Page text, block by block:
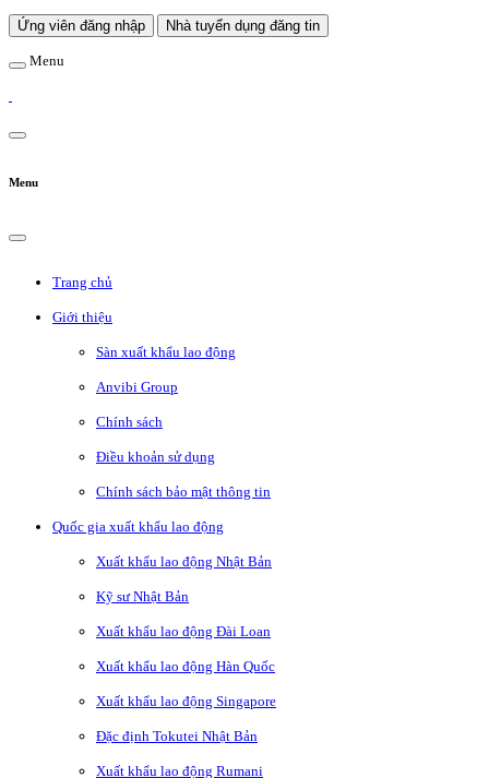
Ứng viên đăng nhập Nhà tuyển dụng đăng tin
Menu
Menu
Trang chủ
Giới thiệu
Sàn xuất khẩu lao động
Anvibi Group
Chính sách
Điều khoản sử dụng
Chính sách bảo mật thông tin
Quốc gia xuất khẩu lao động
Xuất khẩu lao động Nhật Bản
Kỹ sư Nhật Bản
Xuất khẩu lao động Đài Loan
Xuất khẩu lao động Hàn Quốc
Xuất khẩu lao động Singapore
Đặc định Tokutei Nhật Bản
Xuất khẩu lao động Rumani